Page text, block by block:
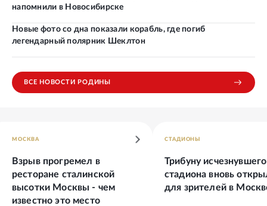
напомнили в Новосибирске
Новые фото со дна показали корабль, где погиб
легендарный полярник Шеклтон
ВСЕ НОВОСТИ РОДИНЫ
МОСКВА
Взрыв прогремел в
ресторане сталинской
высотки Москвы - чем
известно это место
СТАДИОНЫ
Трибуну исчезнувшего
стадиона вновь
для зрителей в